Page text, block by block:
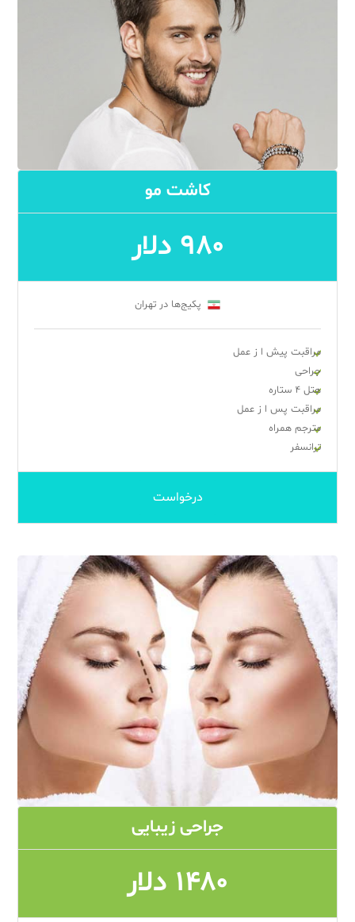
کاشت مو
۹۸۰ دلار
پکیج‌ها در تهران
مراقبت پیش ا ز عمل
جراحی
هتل ۴ ستاره
مراقبت پس ا ز عمل
مترجم همراه
ترانسفر
درخواست
جراحی زیبایی
۱۴۸۰ دلار